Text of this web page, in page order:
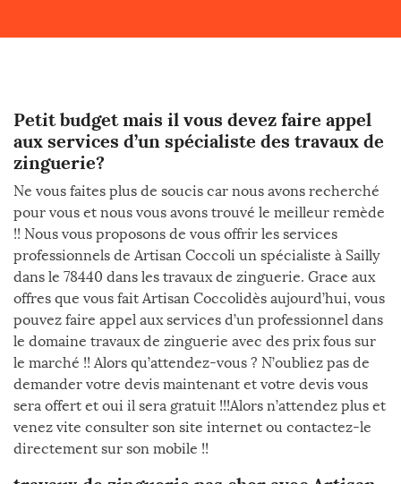
Petit budget mais il vous devez faire appel
aux services d’un spécialiste des travaux de
zinguerie?
Ne vous faites plus de soucis car nous avons recherché
pour vous et nous vous avons trouvé le meilleur remède
!! Nous vous proposons de vous offrir les services
professionnels de Artisan Coccoli un spécialiste à Sailly
dans le 78440 dans les travaux de zinguerie. Grace aux
offres que vous fait Artisan Coccolidès aujourd’hui, vous
pouvez faire appel aux services d’un professionnel dans
le domaine travaux de zinguerie avec des prix fous sur
le marché !! Alors qu’attendez-vous ? N’oubliez pas de
demander votre devis maintenant et votre devis vous
sera offert et oui il sera gratuit !!!Alors n’attendez plus et
venez vite consulter son site internet ou contactez-le
directement sur son mobile !!